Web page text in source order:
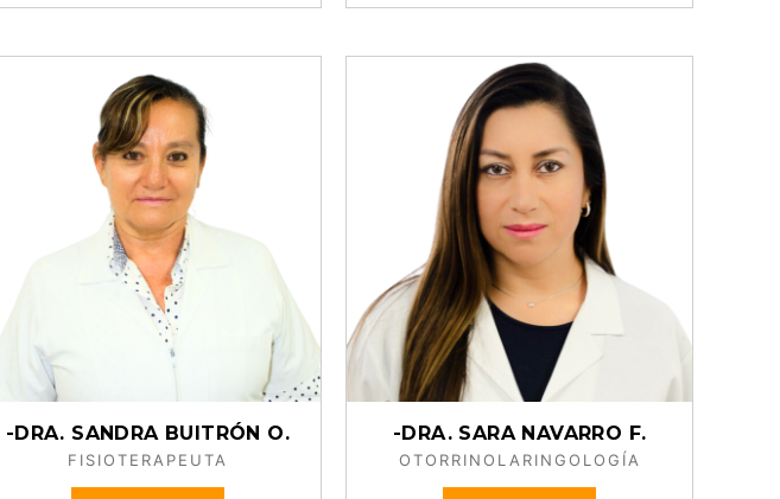
-DRA. SANDRA BUITRÓN O.
FISIOTERAPEUTA
-DRA. SARA NAVARRO F.
OTORRINOLARINGOLOGÍA